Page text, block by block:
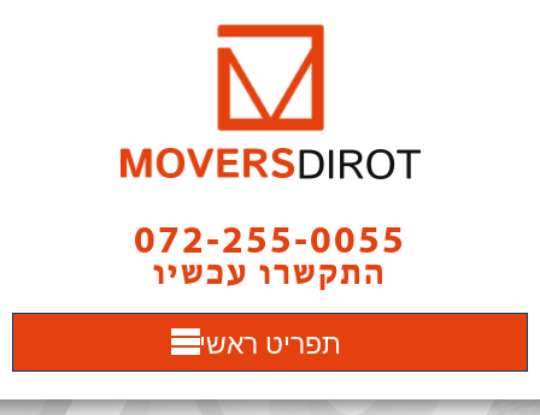
072-255-0055
התקשרו עכשיו
תפריט ראשי